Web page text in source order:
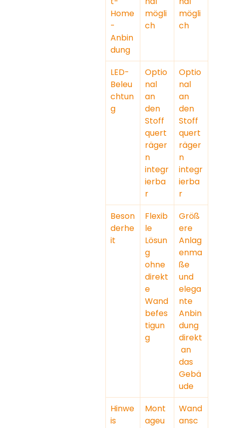
Home
-
Anbin
dung
mögli
ch
mögli
ch
LED-
Beleu
chtun
g
Optio
nal
an
den
Stoff
quert
räger
n
integr
ierba
r
Optio
nal
an
den
Stoff
quert
räger
n
integr
ierba
r
Beson
derhe
it
Flexib
le
Lösun
g
ohne
direkt
e
Wand
befes
tigun
g
Größ
ere
Anlag
enma
ße
und
elega
nte
Anbin
dung
direkt
an
das
Gebä
ude
Hinwe
is
Mont
ageu
Wand
ansc